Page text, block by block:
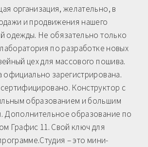
организация, желательно, в
и продвижения нашего
одежды. Не обязательно только
по разработке новых
цех для массового пошива.
официально зарегистрирована.
Конструктор с
образованием и большим
Дополнительное образование по
Графис 11. Свой ключ для
– это мини-